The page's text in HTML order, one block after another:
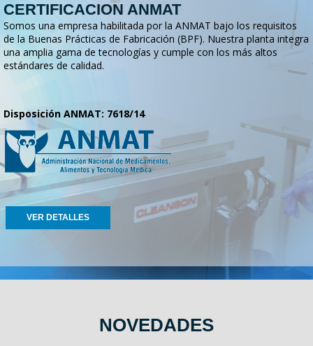
CERTIFICACION ANMAT
Somos una empresa habilitada por la ANMAT bajo los requisitos
de la Buenas Prácticas de Fabricación (BPF). Nuestra planta integra
una amplia gama de tecnologías y cumple con los más altos
estándares de calidad.
Disposición ANMAT: 7618/14
VER DETALLES
NOVEDADES